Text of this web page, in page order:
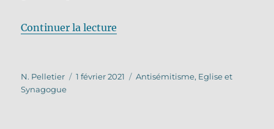
Continuer la lecture
Auteur
N. Pelletier
Publié
1 février 2021 Catégories
Antisémitisme, Eglise et
Synagogue